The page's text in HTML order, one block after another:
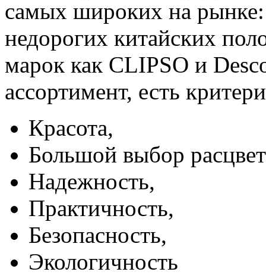
самых широких на
недорогих китайских
марок как CLIPSO и
ассортимент, есть
Красота,
Большой выбор
Надежность,
Практичность,
Безопасность,
Экологичность